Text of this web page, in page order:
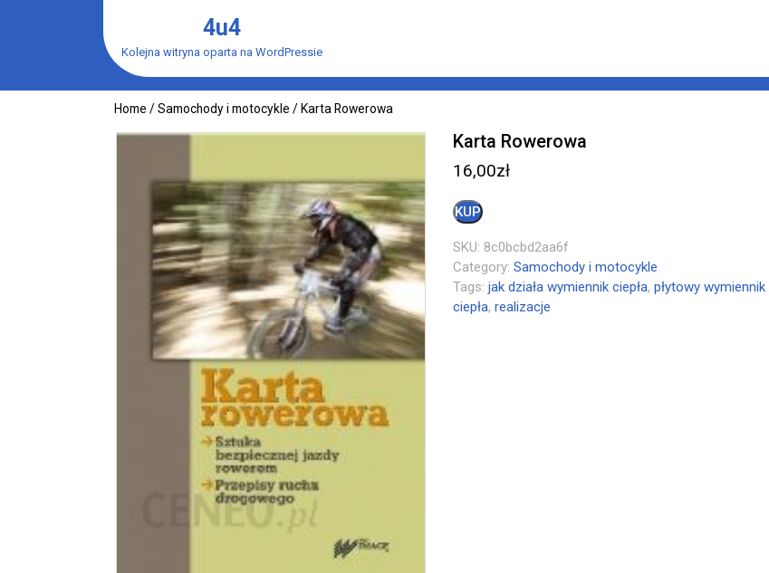
4u4
Kolejna witryna oparta na WordPressie
Home /Samochody i motocykle / Karta Rowerowa
Karta Rowerowa
16,00zł
KUP
SKU: 8c0bcbd2aa6f
Category:Samochody i motocykle
Tags:jak działa wymiennik ciepła,płytowy wymiennik
ciepła,realizacje